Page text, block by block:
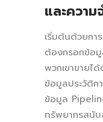
และความ
เริ่มต้นด้วยกา
ต้องกรอกข้อมู
พวกเขาขายไ
ข้อมูลประวัติก
ข้อมูล
ทรัพยากรสนั